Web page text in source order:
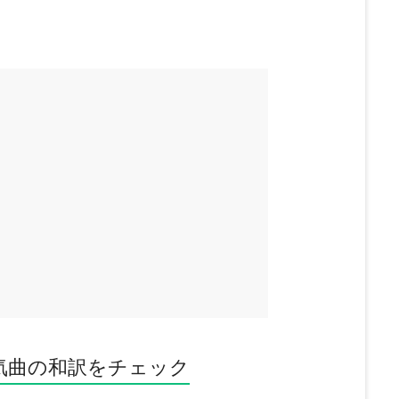
曲の和訳をチェック